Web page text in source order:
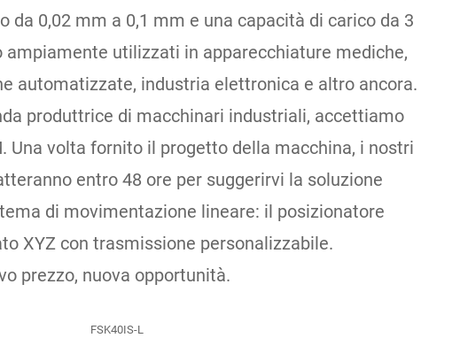
da 0,02 mm a 0,1 mm e una capacità di carico da 3
ampiamente utilizzati in apparecchiature mediche,
automatizzate, industria elettronica e altro ancora.
produttrice di macchinari industriali, accettiamo
Una volta fornito il progetto della macchina, i nostri
entro 48 ore per suggerirvi la soluzione
di movimentazione lineare: il posizionatore
XYZ con trasmissione personalizzabile.
prezzo, nuova opportunità.
FSK40IS-L